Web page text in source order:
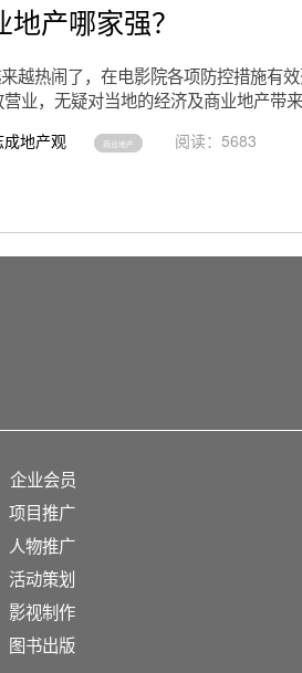
产哪家强？
越热闹了，在电影院各项防控措施有
业，无疑对当地的经济及商业地产带
成地产观 商业地产 阅读：5683
企业会员
项目推广
人物推广
活动策划
影视制作
图书出版